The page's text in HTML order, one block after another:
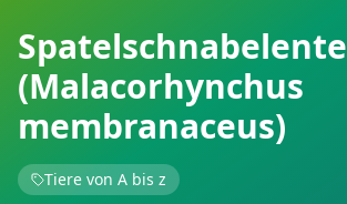
Spatelschnabelente
(Malacorhynchus
membranaceus)
Tiere von A bis z